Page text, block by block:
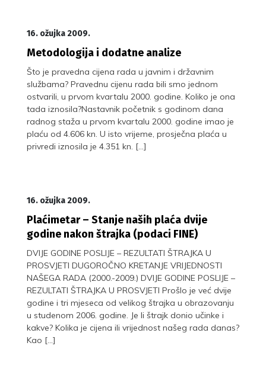
16. ožujka 2009.
Metodologija i dodatne analize
Što je pravedna cijena rada u javnim i državnim
službama? Pravednu cijenu rada bili smo jednom
ostvarili, u prvom kvartalu 2000. godine. Koliko je ona
tada iznosila?Nastavnik početnik s godinom dana
radnog staža u prvom kvartalu 2000. godine imao je
plaću od 4.606 kn. U isto vrijeme, prosječna plaća u
privredi iznosila je 4.351 kn. […]
16. ožujka 2009.
Plaćimetar – Stanje naših plaća dvije
godine nakon štrajka (podaci FINE)
DVIJE GODINE POSLIJE – REZULTATI ŠTRAJKA U
PROSVJETI DUGOROČNO KRETANJE VRIJEDNOSTI
NAŠEGA RADA (2000.-2009.) DVIJE GODINE POSLIJE –
REZULTATI ŠTRAJKA U PROSVJETI Prošlo je već dvije
godine i tri mjeseca od velikog štrajka u obrazovanju
u studenom 2006. godine. Je li štrajk donio učinke i
kakve? Kolika je cijena ili vrijednost našeg rada danas?
Kao […]